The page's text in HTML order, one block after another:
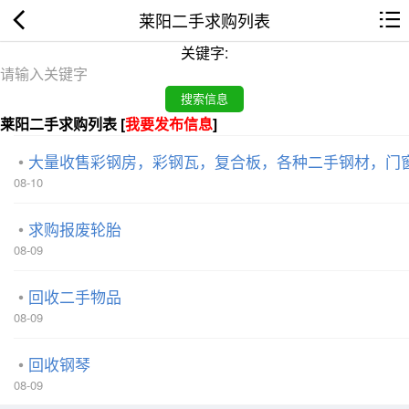
莱阳二手求购列表
关键字:
莱阳二手求购列表 [我要发布信息]
大量收售彩钢房，彩钢瓦，复合板，各种二手钢材，门
08-10
求购报废轮胎
08-09
回收二手物品
08-09
回收钢琴
08-09